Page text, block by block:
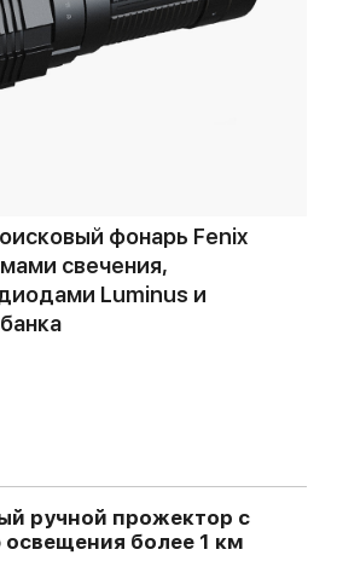
фонарь Fenix
свечения,
Luminus и
ручной прожектор с
более 1 км